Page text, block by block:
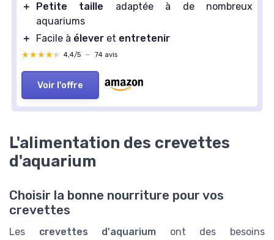
＋
Petite taille adaptée à de nombreux
aquariums
＋
Facile à élever et entretenir
★★★★★
★★★★★ 4,4/5 — 74 avis
Voir l'offre
L'alimentation des crevettes
d'aquarium
Choisir la bonne nourriture pour vos
crevettes
Les crevettes d'aquarium ont des besoins